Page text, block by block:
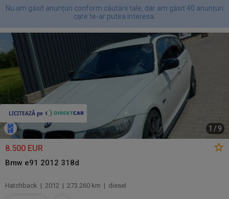
Nu am găsit anunțuri conform căutării tale, dar am găsit 40 anunțuri
care te-ar putea interesa.
1 /9
8.500 EUR
Bmw e91 2012 318d
Hatchback | 2012 | 273.260 km | diesel